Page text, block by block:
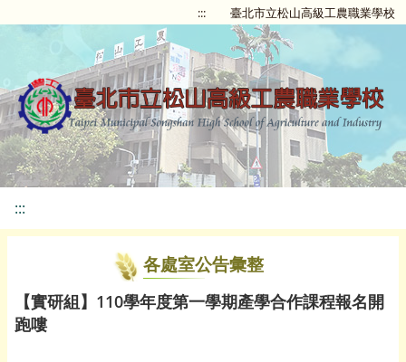
::: 臺北市立松山高級工農職業學校
:::
各處室公告彙整
【實研組】110學年度第一學期產學合作課程報名開
跑嘍